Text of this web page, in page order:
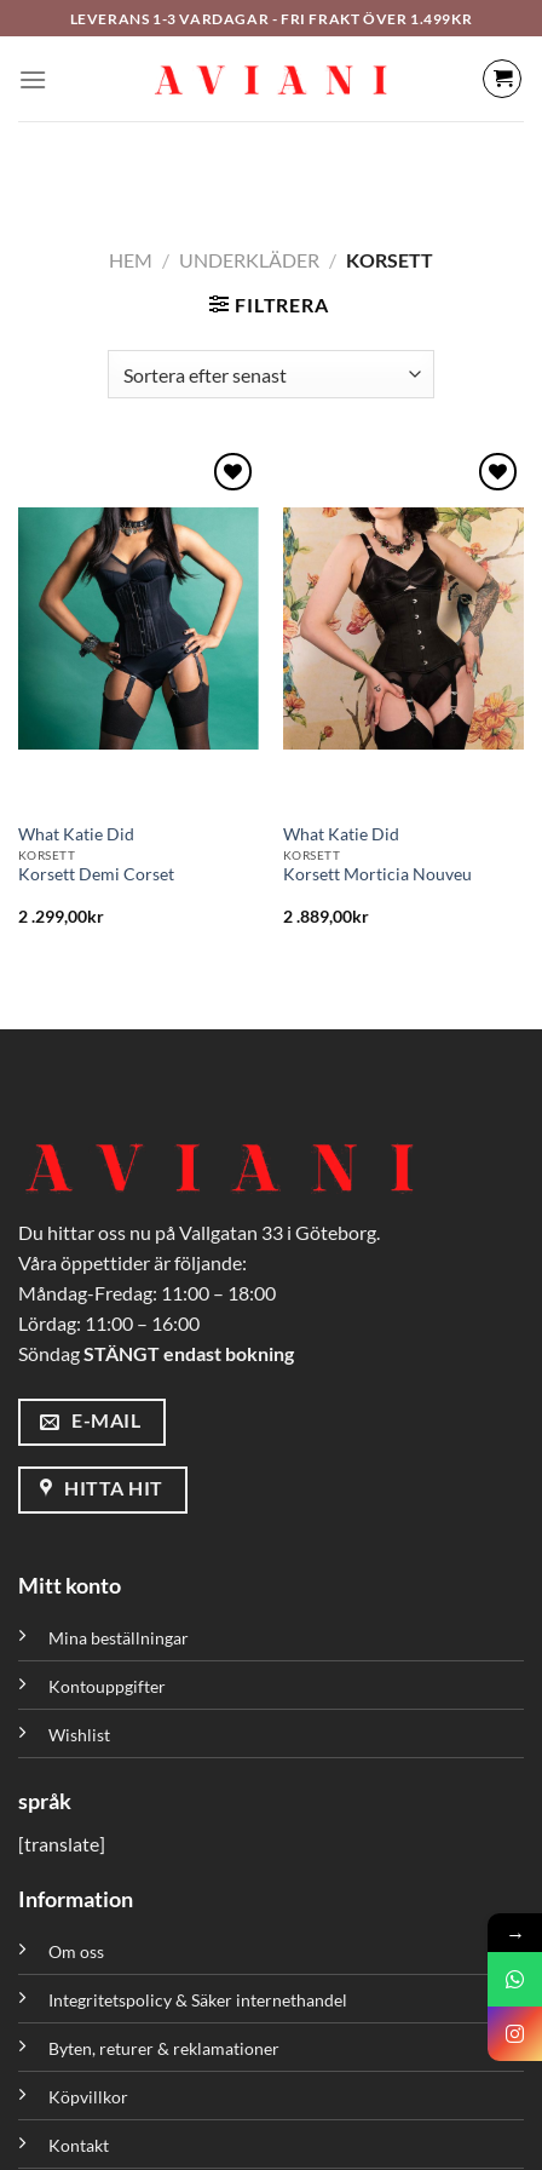
till
innehåll
LEVERANS 1-3 VARDAGAR - FRI FRAKT ÖVER 1.499KR
HEM / UNDERKLÄDER / KORSETT
FILTRERA
till i
önskelistan
What Katie Did
KORSETT
Korsett Demi Corset
2 .299,00kr
till i
önskelistan
What Katie Did
KORSETT
Korsett Morticia Nouveu
2 .889,00kr
Du hittar oss nu på Vallgatan 33 i Göteborg.
Våra öppettider är följande:
Måndag-Fredag: 11:00 – 18:00
Lördag: 11:00 – 16:00
SöndagSTÄNGT endast bokning
E-MAIL
HITTA HIT
Mitt konto
Mina beställningar
Kontouppgifter
Wishlist
språk
[translate]
Information
Om oss
Integritetspolicy & Säker internethandel
Byten, returer & reklamationer
Köpvillkor
Kontakt
→